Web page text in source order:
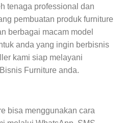
tenaga professional dan
pembuatan produk furniture
berbagai macam model
anda yang ingin berbisnis
kami siap melayani
Furniture anda.
bisa menggunakan cara